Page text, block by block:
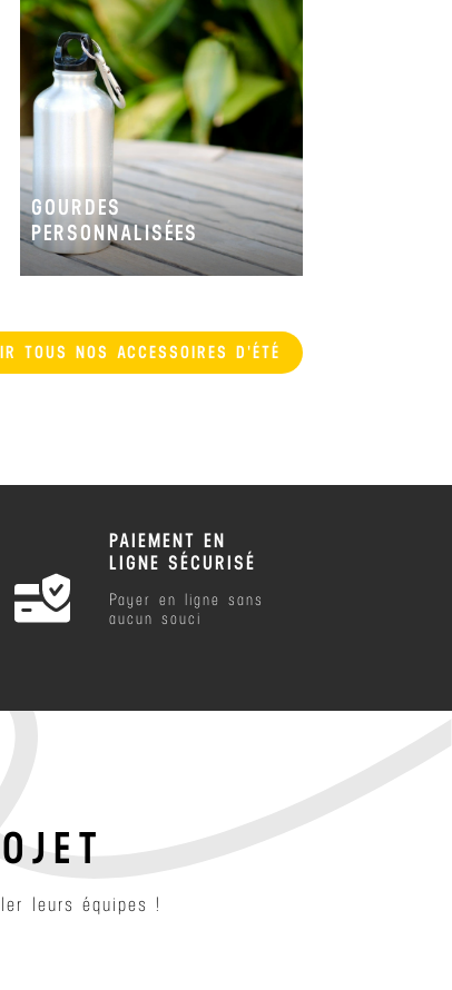
GOURDES
PERSONNALISÉES
TOUS NOS ACCESSOIRES D'ÉTÉ
PAIEMENT EN
LIGNE SÉCURISÉ
Payer en ligne sans
aucun souci
leurs équipes !